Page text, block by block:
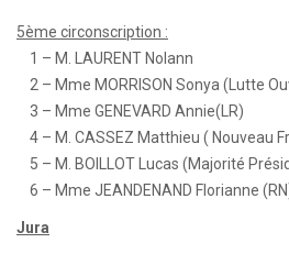
5ème circonscription :
1 – M. LAURENT Nolann
2 – Mme MORRISON Sonya (Lutte
3 – Mme GENEVARD Annie(LR)
4 – M. CASSEZ Matthieu ( Nouveau
5 – M. BOILLOT Lucas (Majorité
6 – Mme JEANDENAND Florianne
Jura